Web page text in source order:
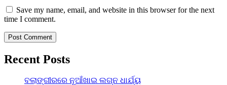
Save my name, email, and website in this browser for the next
time I comment.
Recent Posts
ବଲାଙ୍ଗୀରରେ ନୂଆଁଖାଇ ଲଗ୍ନ ଧାର୍ଯ୍ୟ